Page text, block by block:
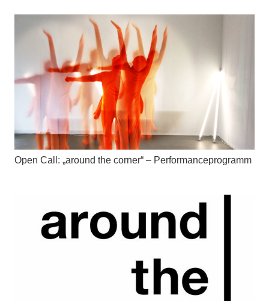
Open Call: „around the corner“ – Performanceprogramm